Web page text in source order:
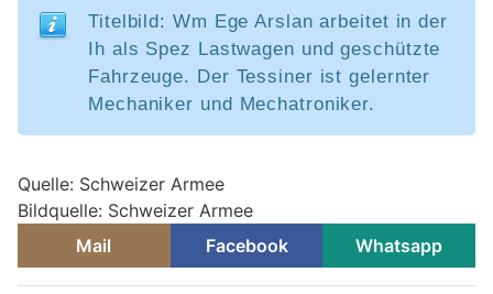
Titelbild: Wm Ege Arslan arbeitet in der
Ih als Spez Lastwagen und geschützte
Fahrzeuge. Der Tessiner ist gelernter
Mechaniker und Mechatroniker.
Quelle: Schweizer Armee
Bildquelle: Schweizer Armee
Mail
Facebook Whatsapp